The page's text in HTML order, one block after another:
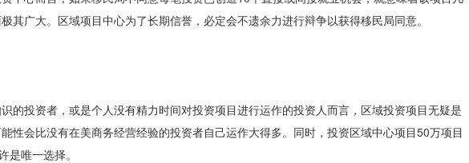
其广大。区域项目中心为了长期信誉，必定会不遗余力进行辩争以获得移民局同意。
的投资者，或是个人没有精力时间对投资项目进行运作的投资人而言，区域投资项目无疑是
性会比没有在美商务经营经验的投资者自己运作大得多。同时，投资区域中心项目50万项目
唯一选择。